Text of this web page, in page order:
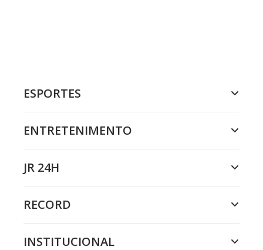
ESPORTES
ENTRETENIMENTO
JR 24H
RECORD
INSTITUCIONAL